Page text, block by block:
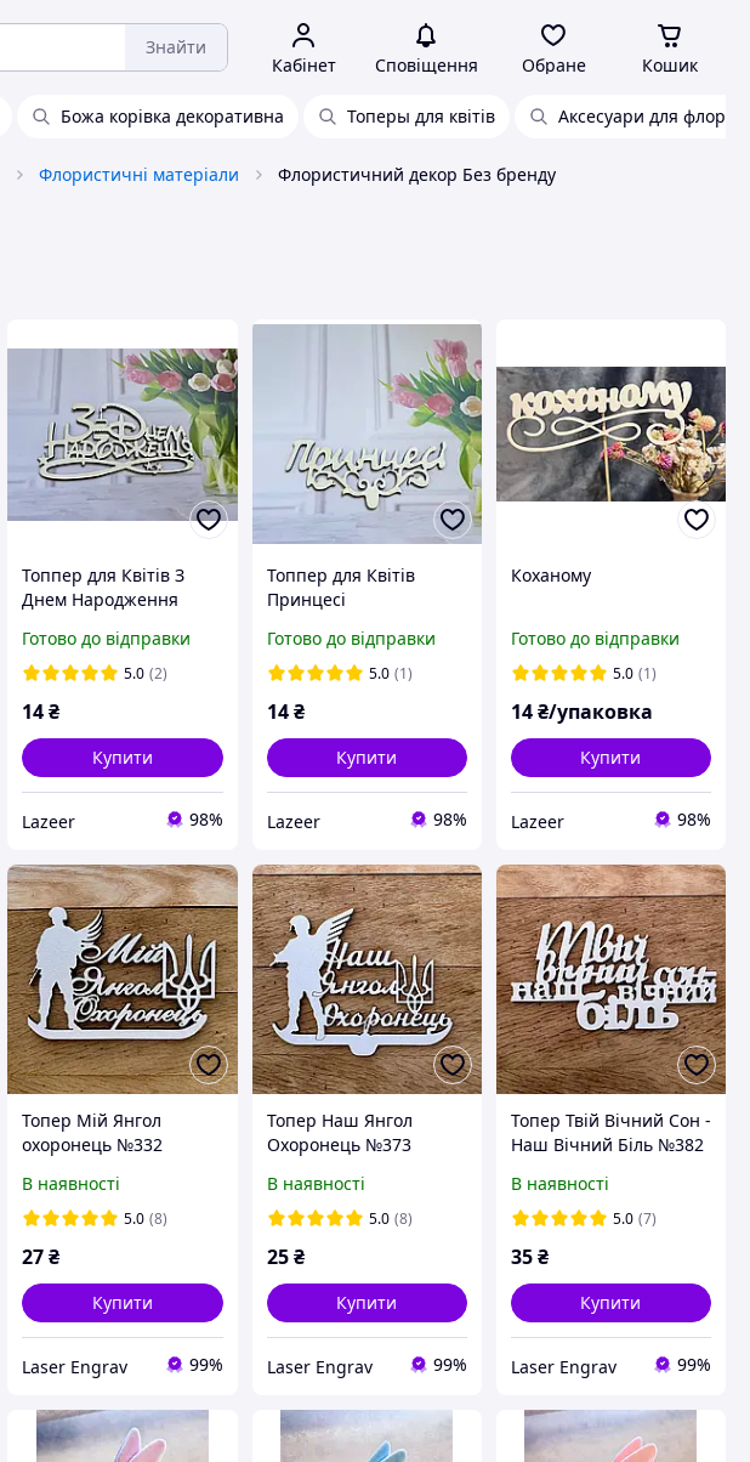
Знайти
Кабінет Сповіщення Обране Кошик
Божа корівка декоративна Топеры для квітів Аксесуари для
Флористичні матеріали Флористичний декор Без бренду
Топпер для Квітів З
Днем Народження
Готово до відправки
5.0 (2)
14₴
Купити
Lazeer 98%
Топпер для Квітів
Принцесі
Готово до відправки
5.0 (1)
14 ₴
Купити
Lazeer 98%
Коханому
Готово до відправки
5.0 (1)
14₴/упаковка
Купити
Lazeer 98%
Топер Мій Янгол
охоронець №332
В наявності
5.0 (8)
27₴
Купити
Laser Engrav 99%
Топер Наш Янгол
Охоронець №373
В наявності
5.0 (8)
25 ₴
Купити
Laser Engrav 99%
Топер Твій Вічний Сон -
Наш Вічний Біль №382
В наявності
5.0 (7)
35₴
Купити
Laser Engrav 99%